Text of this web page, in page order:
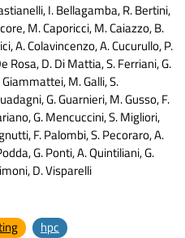
I. Bellagamba, R. Bertini,
M. Caporicci, M. Caiazzo, B.
A. Colavincenzo, A. Cucurullo, P.
Rosa, D. Di Mattia, S. Ferriani, G.
M. Galli, S.
G. Guarnieri, M. Gusso, F.
G. Mencuccini, S. Migliori,
F. Palombi, S. Pecoraro, A.
G. Ponti, A. Quintiliani, G.
D. Visparelli
hpc